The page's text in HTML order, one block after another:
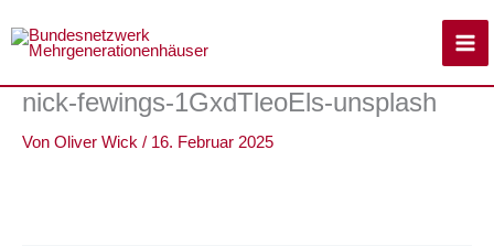
Inhalt
nick-fewings-1GxdTleoEls-unsplash
Von Oliver Wick / 16. Februar 2025